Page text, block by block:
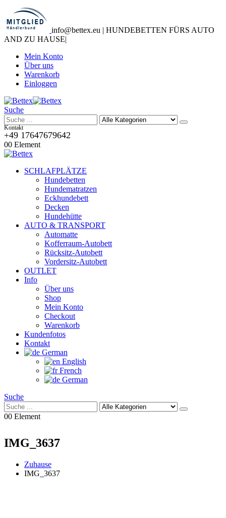
info@bettex.eu | HUNDEBETTEN FÜRS AUTO
AND ZU HAUSE|
Mein Konto
Über uns
Warenkorb
Einloggen
Suche
Kontakt
+49 17647679642
00 Element
SCHLAFPLÄTZE
Hundebetten
Hundematratzen
Eckhundebett
Decken
Hundehütte
AUTO & TRANSPORT
Automatte
Kofferraum-Autobett
Rücksitz-Autobett
Vordersitz-Autobett
OUTLET
Info
Über uns
Shop
Mein Konto
Checkout
Warenkorb
Kundenfotos
Kontakt
German
English
French
German
Suche
00 Element
IMG_3637
Zuhause
IMG_3637